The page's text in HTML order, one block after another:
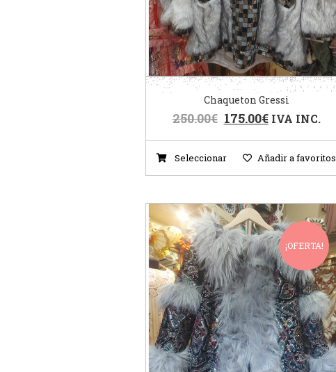
Chaqueton Gressi
250.00€ 175.00€ IVA INC.
Seleccionar Añadir a favoritos
¡OFERTA!